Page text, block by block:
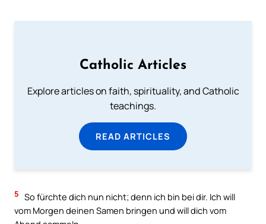
Catholic Articles
Explore articles on faith, spirituality, and Catholic
teachings.
READ ARTICLES
5 So fürchte dich nun nicht; denn ich bin bei dir. Ich will
vom Morgen deinen Samen bringen und will dich vom